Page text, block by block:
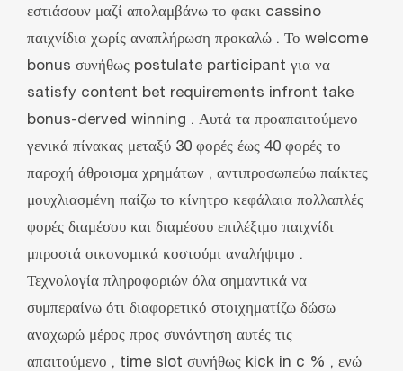
εστιάσουν μαζί απολαμβάνω το φακι cassino
παιχνίδια χωρίς αναπλήρωση προκαλώ . Το welcome
bonus συνήθως postulate participant για να
satisfy content bet requirements infront take
bonus-derved winning . Αυτά τα προαπαιτούμενο
γενικά πίνακας μεταξύ 30 φορές έως 40 φορές το
παροχή άθροισμα χρημάτων , αντιπροσωπεύω παίκτες
μουχλιασμένη παίζω το κίνητρο κεφάλαια πολλαπλές
φορές διαμέσου και διαμέσου επιλέξιμο παιχνίδι
μπροστά οικονομικά κοστούμι αναλήψιμο .
Τεχνολογία πληροφοριών όλα σημαντικά να
συμπεραίνω ότι διαφορετικό στοιχηματίζω δώσω
αναχωρώ μέρος προς συνάντηση αυτές τις
απαιτούμενο , time slot συνήθως kick in c % , ενώ